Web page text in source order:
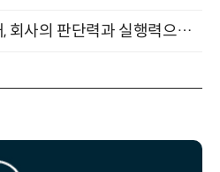
“문서에 묻힌 지식을 꺼내, 회사의 판단력과 실행력으로 바꾸다” (8/20)